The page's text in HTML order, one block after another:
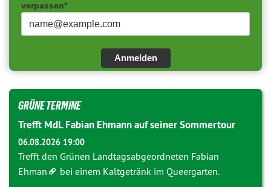
verpassen*
Anmelden
GRÜNE TERMINE
Trefft MdL Fabian Ehmann auf seiner Sommertour
06.08.2026 19:00
Trefft den Grünen Landtagsabgeordneten Fabian
Ehman
bei einem Kaltgetränk im Queergarten.